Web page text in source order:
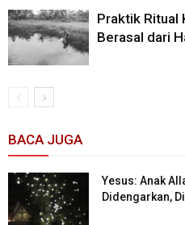
Praktik Ritual
Berasal dari
BACA JUGA
Yesus: Anak
Didengarkan,